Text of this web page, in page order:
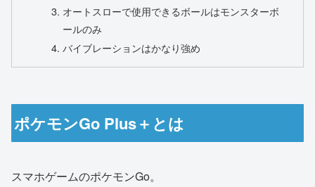
オートスローで使用できるボールはモンスターボ
ールのみ
バイブレーションはかなり強め
ポケモンGo Plus＋とは
スマホゲームのポケモンGo。